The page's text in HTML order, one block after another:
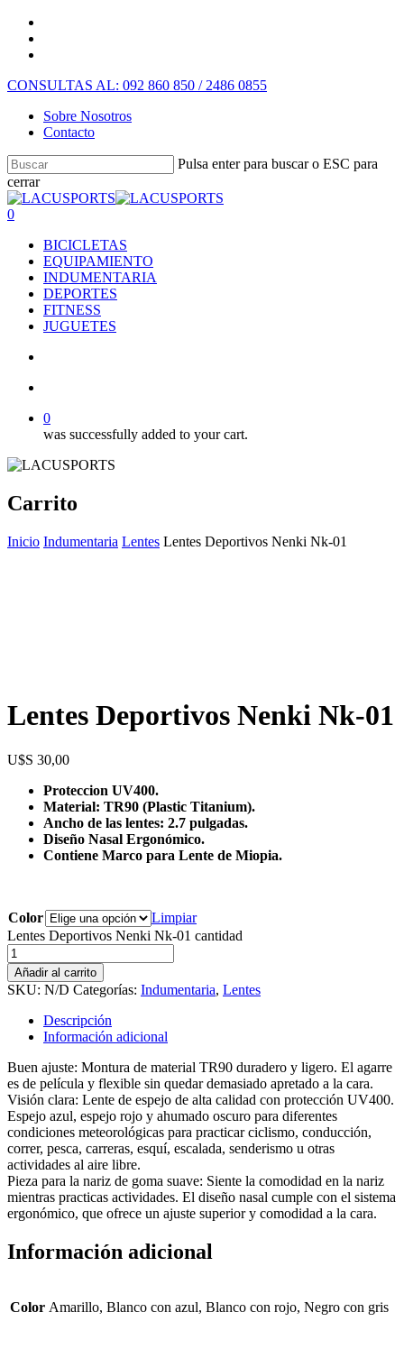
CONSULTAS AL: 092 860 850 / 2486 0855
Sobre Nosotros
Contacto
Pulsa enter para buscar o ESC para
cerrar
0
BICICLETAS
EQUIPAMIENTO
INDUMENTARIA
DEPORTES
FITNESS
JUGUETES
0
was successfully added to your cart.
Carrito
Inicio Indumentaria Lentes Lentes Deportivos Nenki Nk-01
Lentes Deportivos Nenki Nk-01
$
30,00
Proteccion UV400.
Material: TR90 (Plastic Titanium).
Ancho de las lentes: 2.7 pulgadas.
Diseño Nasal Ergonómico.
Contiene Marco para Lente de Miopia.
Color
Limpiar
Lentes Deportivos Nenki Nk-01 cantidad
Añadir al carrito
SKU: N/D Categorías: Indumentaria, Lentes
Descripción
Información adicional
Buen ajuste: Montura de material TR90 duradero y ligero. El agarre
es de película y flexible sin quedar demasiado apretado a la cara.
Visión clara: Lente de espejo de alta calidad con protección UV400.
Espejo azul, espejo rojo y ahumado oscuro para diferentes
condiciones meteorológicas para practicar ciclismo, conducción,
correr, pesca, carreras, esquí, escalada, senderismo u otras
actividades al aire libre.
Pieza para la nariz de goma suave: Siente la comodidad en la nariz
mientras practicas actividades. El diseño nasal cumple con el sistema
ergonómico, que ofrece un ajuste superior y comodidad a la cara.
Información adicional
Color Amarillo, Blanco con azul, Blanco con rojo, Negro con gris